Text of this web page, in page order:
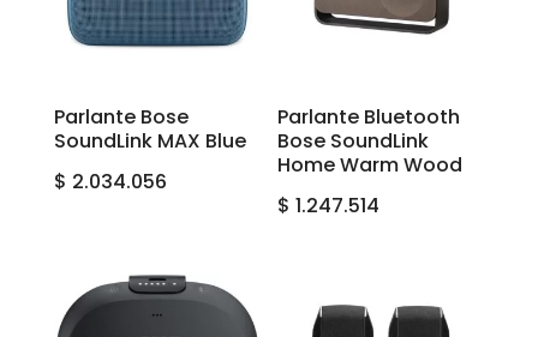
Parlante Bose
SoundLink MAX Blue
$ 2.034.056
Parlante Bluetooth
Bose SoundLink
Home Warm Wood
$ 1.247.514